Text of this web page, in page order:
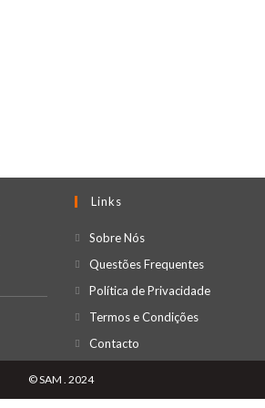
Links
Sobre NósOpens
in
Questões FrequentesOpens
in
Política de PrivacidadeOpens
new
Termos e CondiçõesOpens
a
Contacto
in
© SAM . 2024